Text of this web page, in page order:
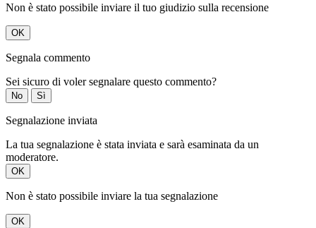
Non è stato possibile inviare il tuo giudizio sulla recensione
OK
Segnala commento
Sei sicuro di voler segnalare questo commento?
No Sì
Segnalazione inviata
La tua segnalazione è stata inviata e sarà esaminata da un
moderatore.
OK
Non è stato possibile inviare la tua segnalazione
OK